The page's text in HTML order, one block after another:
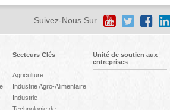
Suivez-Nous Sur
Secteurs Clés
Agriculture
Industrie Agro-Alimentaire
Industrie
Unité de soutien aux
entreprises